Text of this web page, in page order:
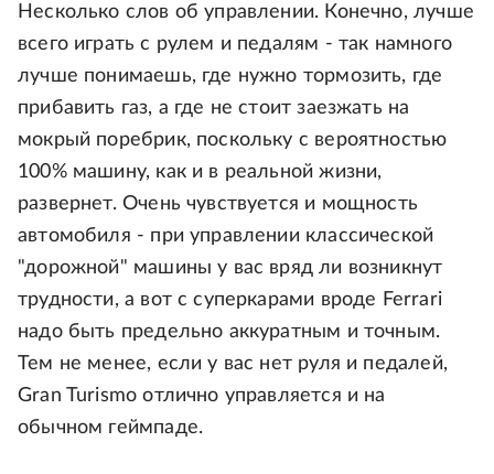
Несколько слов об управлении. Конечно, лучше
всего играть с рулем и педалям - так намного
лучше понимаешь, где нужно тормозить, где
прибавить газ, а где не стоит заезжать на
мокрый поребрик, поскольку с вероятностью
100% машину, как и в реальной жизни,
развернет. Очень чувствуется и мощность
автомобиля - при управлении классической
"дорожной" машины у вас вряд ли возникнут
трудности, а вот с суперкарами вроде Ferrari
надо быть предельно аккуратным и точным.
Тем не менее, если у вас нет руля и педалей,
Gran Turismo отлично управляется и на
обычном геймпаде.